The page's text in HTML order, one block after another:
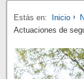
Estás en: Inicio
Actuaciones de